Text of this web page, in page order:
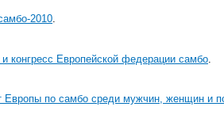
2010.
конгресс Европейской федерации самбо
Европы по самбо среди мужчин, женщин и